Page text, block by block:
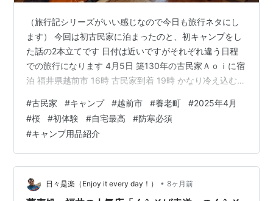
（旅行記シリーズがいい感じなので今日も旅行ネタにし
ます） 今回は初古民家に泊まったのと、初キャンプをし
た話の2本立てです 日付は近いですがそれぞれ違う日程
での旅行になります 4月5日 築130年の古民家Ａｏｉに宿
泊 福井県越前市 16時 古民家到着 19時 かなり冷え込む
初キャンプ 岐阜県養老町 Amazonで買った安いキャンプ
用品各種 テント用品合計金額 10,481円 15時 キャンプ場
到着 16時半 テント完成 18時 夕飯 20時 寒さと教風でロ
ッジに移動 22時 消灯 真っ暗 朝6時半 起床 桜が綺麗だっ
た 今回のキャンプで思…
#古民家 #キャンプ #越前市 #養老町 #2025年4月
#桜 #初体験 #自宅最高 #防寒必須
#キャンプ用品紹介
日々是楽（Enjoy it every day！） • 8ヶ月前